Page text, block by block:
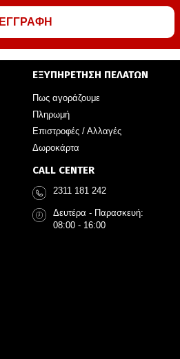
ΕΓΓΡΑΦΗ
ΕΞΥΠΗΡΕΤΗΣΗ ΠΕΛΑΤΩΝ
Πως αγοράζουμε
Πληρωμή
Επιστροφές / Αλλαγές
Δωροκάρτα
CALL CENTER
2311 181 242
Δευτέρα - Παρασκευή:
08:00 - 16:00